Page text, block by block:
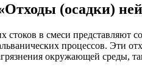
(осадки)
стоков в смеси
процессов. Эти
окружающей среды,